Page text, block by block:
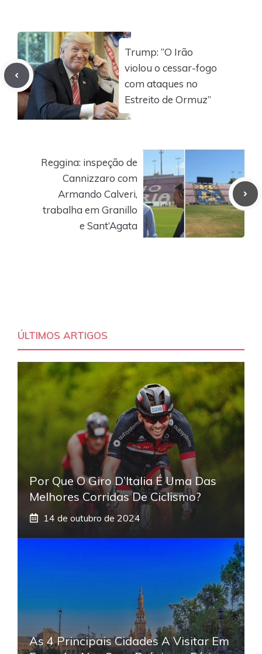
Trump: “O Irão
violou o cessar-fogo
com ataques no
Estreito de Ormuz”
Reggina: inspeção de
Cannizzaro com
Armando Calveri,
trabalha em Granillo
e Sant’Agata
ÚLTIMOS ARTIGOS
Por Que O Giro D’Italia É Uma Das
Melhores Corridas De Ciclismo?
14 de outubro de 2024
As 4 Principais Cidades A Visitar Em